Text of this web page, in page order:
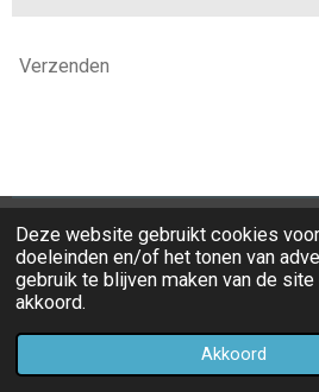
Deze website gebruikt cookies
doeleinden en/of het tonen van
gebruik te blijven maken van de
akkoord.
Akkoord
Verzenden
© 2022 Pikido anti RSI
voorwaarden (en+nl)